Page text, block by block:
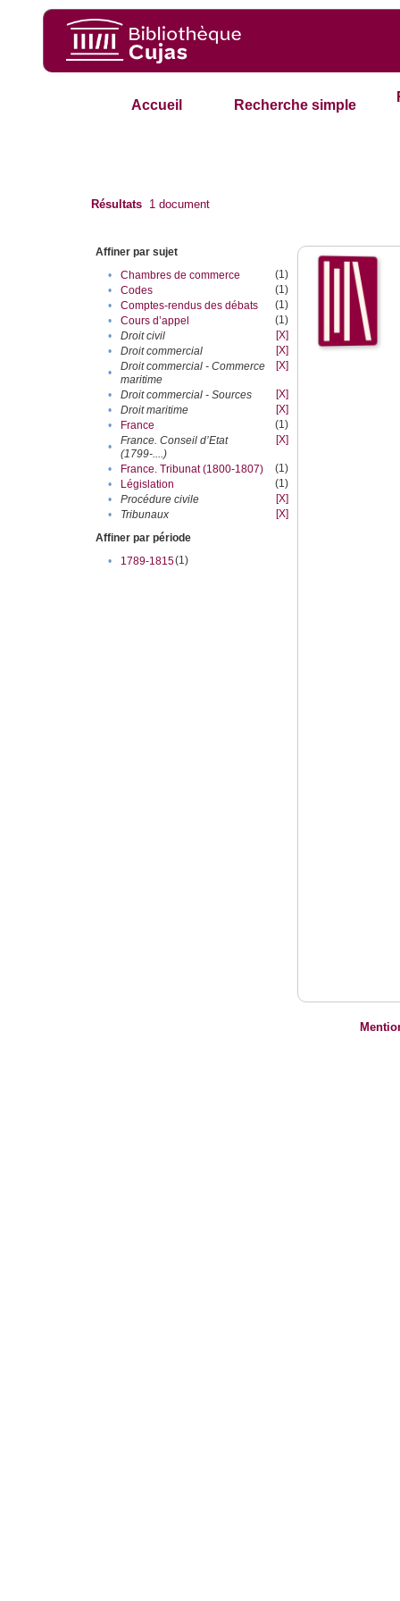
Accueil Recherche simple
Résultats 1 document
Affiner par sujet
•
Chambres de commerce
(1)
•
Codes
(1)
•
Comptes-rendus des débats
(1)
•
Cours d’appel
(1)
•
Droit civil
[X]
•
Droit commercial
[X]
•
Droit commercial - Commerce
maritime
[X]
• Droit commercial - Sources
[X]
•
Droit maritime
[X]
•
France
(1)
•
France. Conseil d’Etat
(1799-....)
[X]
• France. Tribunat (1800-1807)
(1)
•
Législation
(1)
•
Procédure civile
[X]
•
Tribunaux
[X]
Affiner par période
•
1789-1815(1)